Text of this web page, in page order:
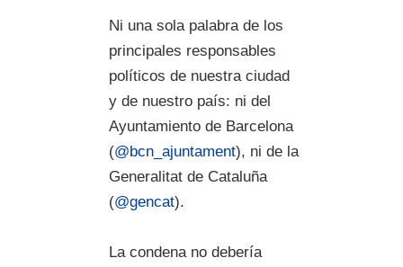
Ni una sola palabra de los
principales responsables
políticos de nuestra ciudad
y de nuestro país: ni del
Ayuntamiento de Barcelona
(@bcn_ajuntament), ni de la
Generalitat de Cataluña
(@gencat).
La condena no debería